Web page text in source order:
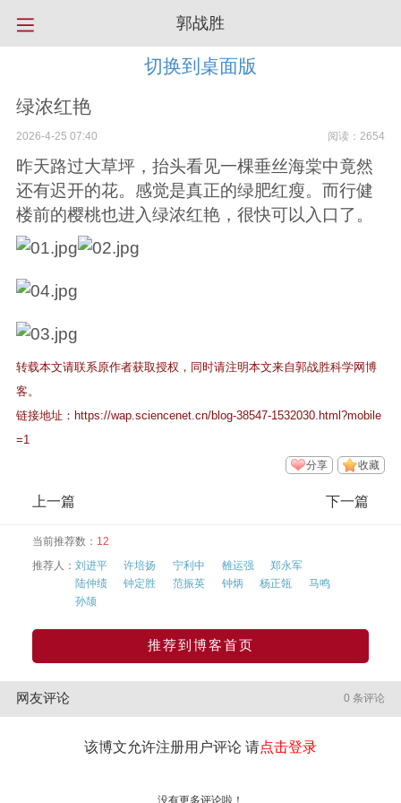
郭战胜
切换到桌面版
绿浓红艳
2026-4-25 07:40 阅读：2654
昨天路过大草坪，抬头看见一棵垂丝海棠中竟然
还有迟开的花。感觉是真正的绿肥红瘦。而行健
楼前的樱桃也进入绿浓红艳，很快可以入口了。
转载本文请联系原作者获取授权，同时请注明本文来自郭战胜科学网博
客。
链接地址： https://wap.sciencenet.cn/blog-38547-1532030.html?mobile
=1
收藏
分享
上一篇 下一篇
当前推荐数： 12
推荐人： 刘进平 许培扬 宁利中 雒运强
郑永军
陆仲绩
钟定胜 范振英 钟炳 杨正瓴
马鸣
孙颉
推荐到博客首页
网友评论 0 条评论
该博文允许注册用户评论 请点击登录